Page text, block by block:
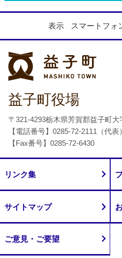
表示 スマートフォ
益子町役場
〒321-4293栃木県芳賀郡益子町
【電話番号】0285-72-2111（代表）
【Fax番号】0285-72-6430
リンク集
サイトマップ
ご意見・ご要望